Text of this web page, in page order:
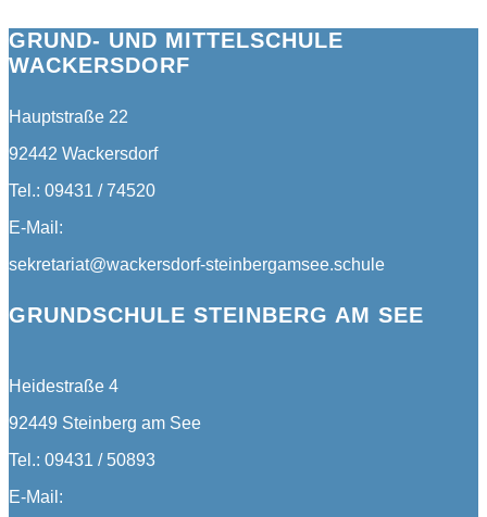
GRUND- UND MITTELSCHULE
WACKERSDORF
Hauptstraße 22
92442 Wackersdorf
Tel.: 09431 / 74520
E-Mail:
sekretariat@wackersdorf-steinbergamsee.schule
GRUNDSCHULE STEINBERG AM SEE
Heidestraße 4
92449 Steinberg am See
Tel.: 09431 / 50893
E-Mail: